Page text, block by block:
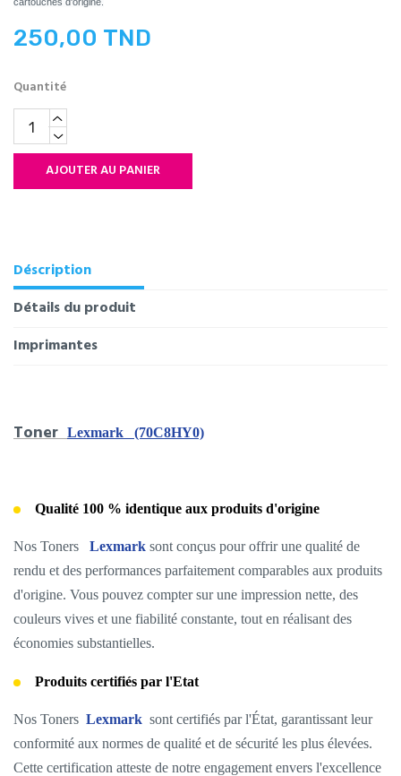
250,00 TND
Quantité
AJOUTER AU PANIER
Déscription
Détails du produit
Imprimantes
TonerLexmark (70C8HY0)
Qualité 100 % identique aux produits d'origine
Nos Toners Lexmark sont conçus pour offrir une qualité de
rendu et des performances parfaitement comparables aux produits
d'origine. Vous pouvez compter sur une impression nette, des
couleurs vives et une fiabilité constante, tout en réalisant des
économies substantielles.
Produits certifiés par l'Etat
Nos Toners Lexmark sont certifiés par l'État, garantissant leur
conformité aux normes de qualité et de sécurité les plus élevées.
Cette certification atteste de notre engagement envers l'excellence